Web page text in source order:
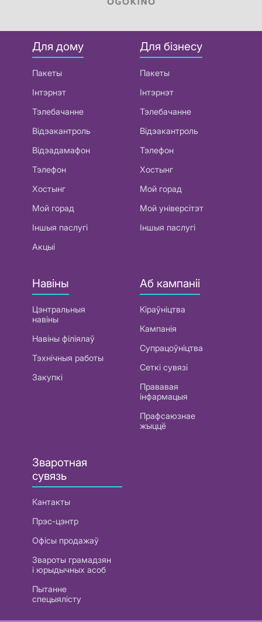
Для дому
Пакеты
Інтэрнэт
Тэлебачанне
Відэакантроль
Відэадамафон
Тэлефон
Хостынг
Мой горад
Іншыя паслугі
Акцыі
Для бізнесу
Пакеты
Інтэрнэт
Тэлебачанне
Відэакантроль
Тэлефон
Хостынг
Мой горад
Мой універсітэт
Іншыя паслугі
Навіны
Цэнтральныя
навіны
Навіны філіялаў
Тэхнічныя работы
Закупкі
Аб кампаніі
Кіраўніцтва
Кампанія
Супрацоўніцтва
Сеткі сувязі
Прававая
інфармацыя
Прафсаюзнае
жыццё
Зваротная
сувязь
Кантакты
Прэс-цэнтр
Офісы продажаў
Звароты грамадзян
і юрыдычных асоб
Пытанне
спецыялісту